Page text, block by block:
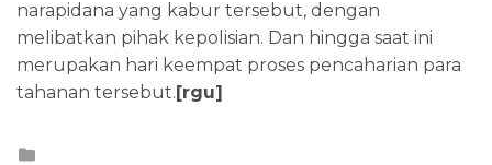
narapidana yang kabur tersebut, dengan
melibatkan pihak kepolisian. Dan hingga saat ini
merupakan hari keempat proses pencaharian para
tahanan tersebut. [rgu]